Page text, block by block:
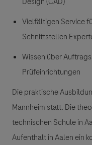
Vielfältigen Service
Schnittstellen
Wissen über
Prüfeinrichtungen
Die praktische
Mannheim statt. Die
technischen Schule in
Aufenthalt in Aalen ein